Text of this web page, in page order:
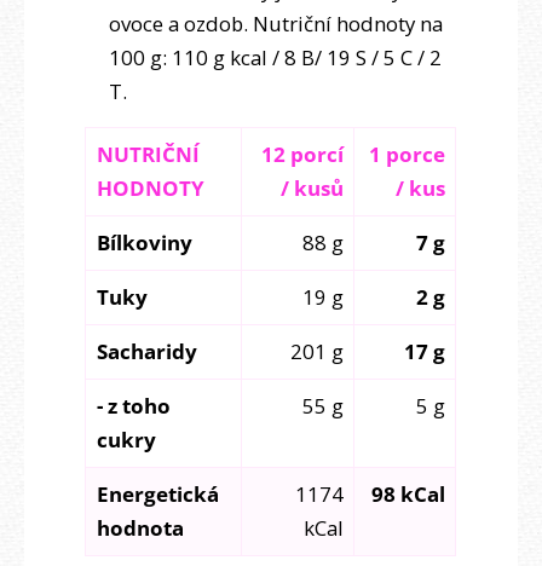
ovoce a ozdob. Nutriční hodnoty na
100 g: 110 g kcal / 8 B/ 19 S / 5 C / 2
T.
NUTRIČNÍ
HODNOTY
12 porcí
/ kusů
1 porce
/ kus
Bílkoviny
88 g
7 g
Tuky
19 g
2 g
Sacharidy
201 g
17 g
- z toho
cukry
55 g 5 g
Energetická
hodnota
1174
kCal
98 kCal